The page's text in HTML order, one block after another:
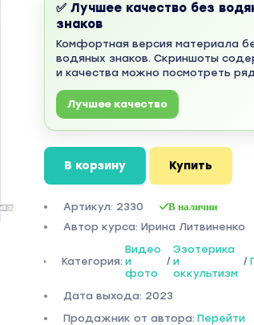
✅ Лучшее качество без
знаков
Комфортная версия материала
водяных знаков. Скриншоты
и качества можно посмотреть
Лучшее качество
В корзину Купить
Артикул: 2330 В наличии
Автор курса: Ирина Литвиненко
Категория:
Видео
и
фото
/
Эзотерика
и
оккультизм
/
Дата выхода: 2023
Продажник от автора: Перейти